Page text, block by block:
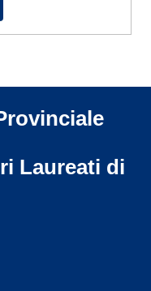
Laureati di